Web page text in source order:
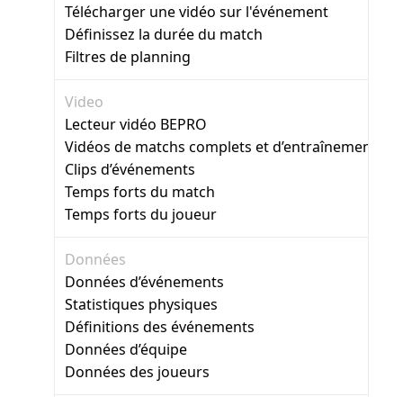
Télécharger une vidéo sur l'événement
Définissez la durée du match
Filtres de planning
Video
Lecteur vidéo BEPRO
Vidéos de matchs complets et d’entraînement
Clips d’événements
Temps forts du match
Temps forts du joueur
Données
Données d’événements
Statistiques physiques
Définitions des événements
Données d’équipe
Données des joueurs